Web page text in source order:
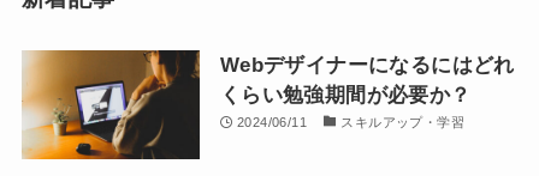
Webデザイナーになるにはどれ
くらい勉強期間が必要か？
2024/06/11 スキルアップ・学習